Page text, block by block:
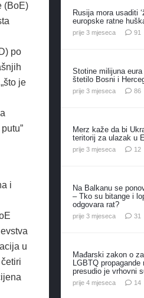
(BoE)
po
je
i
u
Rusija mora usaditi
europske ratne
prije 3 mjeseca 91
Stotine milijuna
štetilo Bosni i
prije 3 mjeseca 86
Merz kaže da bi
teritorij za ulazak u
prije 3 mjeseca 12
Na Balkanu se
– Tko su bitange i
odgovara rat?
prije 3 mjeseca 31
Mađarski zakon o
LGBTQ propagande
presudio je vrhovni
prije 4 mjeseca 14